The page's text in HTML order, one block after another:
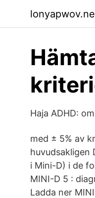
Haja ADHD:
med ± 5% av
huvudsakligen
i Mini-D) i de
MINI-D 5 :
Ladda ner